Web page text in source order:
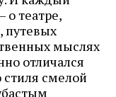
о театре,
путевых
мыслях
отличался
стиля смелой